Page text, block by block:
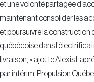
et une volonté partagée
maintenant consolider les
et poursuivre la construction
québécoise dans
livraison, » ajoute Alexis
par intérim, Propulsion